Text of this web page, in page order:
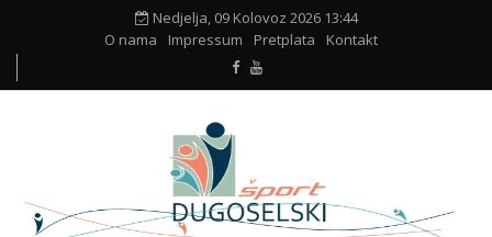
Nedjelja, 09 Kolovoz 2026 13:44
O nama
Impressum Pretplata Kontakt